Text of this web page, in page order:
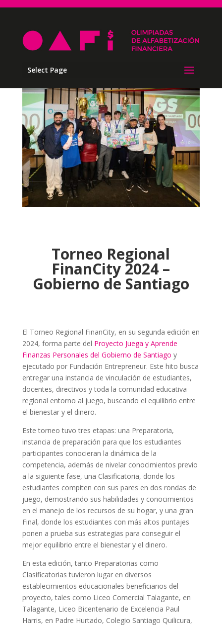
Select Page
Torneo Regional
FinanCity 2024 –
Gobierno de Santiago
El Torneo Regional FinanCity, en su segunda edición en
2024, forma parte del Proyecto Juega y Aprende
Finanzas Personales del Gobierno de Santiago y
ejecutado por Fundación Entrepreneur. Este hito busca
entregar una instancia de vinculación de estudiantes,
docentes, directivos y toda la comunidad educativa
regional entorno al juego, buscando el equilibrio entre
el bienestar y el dinero.
Este torneo tuvo tres etapas: una Preparatoria,
instancia de preparación para que los estudiantes
participantes conocieran la dinámica de la
competencia, además de nivelar conocimientos previo
a la siguiente fase, una Clasificatoria, donde los
estudiantes compiten con sus pares en dos rondas de
juego, demostrando sus habilidades y conocimientos
en el manejo de los recursos de su hogar, y una gran
Final, donde los estudiantes con más altos puntajes
ponen a prueba sus estrategias para conseguir el
mejor equilibrio entre el bienestar y el dinero.
En esta edición, tanto Preparatorias como
Clasificatorias tuvieron lugar en diversos
establecimientos educacionales beneficiarios del
proyecto, tales como Liceo Comercial Talagante, en
Talagante, Liceo Bicentenario de Excelencia Paul
Harris, en Padre Hurtado, Colegio Santiago Quilicura,